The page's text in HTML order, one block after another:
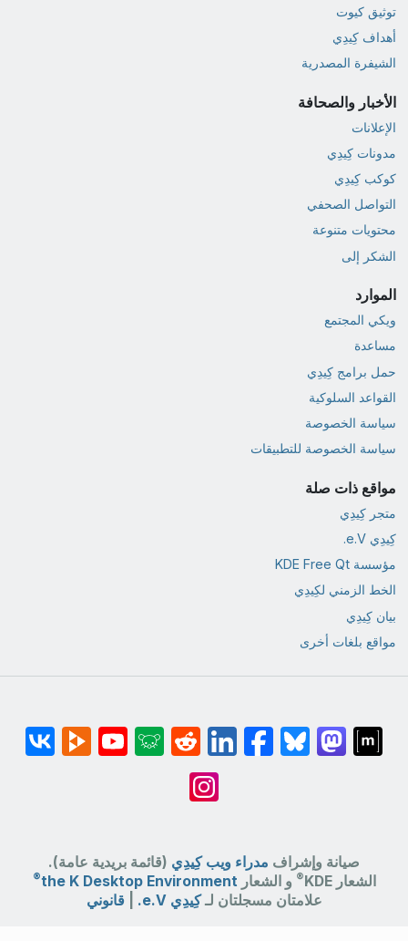
توثيق كيوت
أهداف كِيدِي
الشيفرة المصدرية
الأخبار والصحافة
الإعلانات
مدونات كِيدِي
كوكب كِيدِي
التواصل الصحفي
محتويات متنوعة
الشكر إلى
الموارد
ويكي المجتمع
مساعدة
حمل برامج كِيدِي
القواعد السلوكية
سياسة الخصوصة
سياسة الخصوصة للتطبيقات
مواقع ذات صلة
متجر كِيدِي
كِيدِي e.V.
مؤسسة KDE Free Qt
الخط الزمني لكِيدِي
بيان كِيدِي
مواقع بلغات أخرى
صيانة وإشراف مدراء ويب كِيدِي (قائمة بريدية عامة).
الشعار KDE
® و الشعار the K Desktop Environment
®
علامتان مسجلتان لـكِيدِي e.V. قانوني